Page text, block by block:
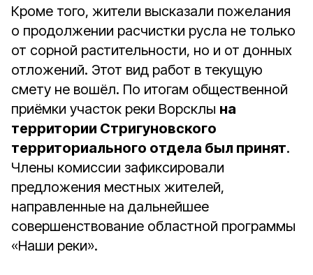
Кроме того, жители высказали пожелания
о продолжении расчистки русла не только
от сорной растительности, но и от донных
отложений. Этот вид работ в текущую
смету не вошёл. По итогам общественной
приёмки участок реки Ворсклы на
территории Стригуновского
территориального отдела был принят.
Члены комиссии зафиксировали
предложения местных жителей,
направленные на дальнейшее
совершенствование областной программы
«Наши реки».